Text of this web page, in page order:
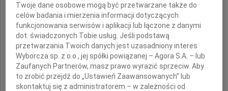
Pana
Stanisława Bębenka
długoletniego pracownika Stalexport S.A.
Twoje dane osobowe mogą być przetwarzane także do
celów badania i mierzenia informacji dotyczących
funkcjonowania serwisów i aplikacji lub łączone z danymi
dot. świadczonych Tobie usług. Jeśli podstawą
przetwarzania Twoich danych jest uzasadniony interes
Wyborcza sp. z o.o., jej spółki powiązanej – Agora S.A. – lub
Zaufanych Partnerów, masz prawo wyrazić sprzeciw. Aby
to zrobić przejdź do „Ustawień Zaawansowanych” lub
skontaktuj się z administratorem – w zależności od